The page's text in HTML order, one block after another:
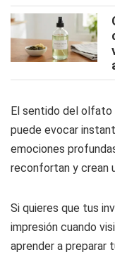
El sentido del olfato
puede evocar
emociones
reconfortan y crean
Si quieres que tus
impresión cuando
aprender a preparar